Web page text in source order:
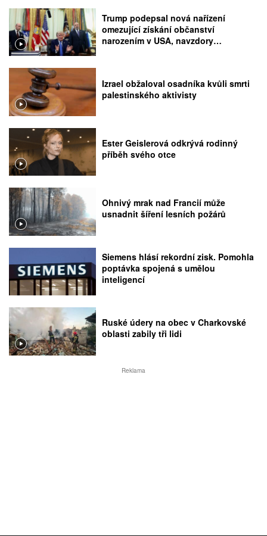
Trump podepsal nová nařízení
omezující získání občanství
narozením v USA, navzdory
Izrael obžaloval osadníka kvůli smrti
palestinského aktivisty
Ester Geislerová odkrývá rodinný
příběh svého otce
Ohnivý mrak nad Francií může
usnadnit šíření lesních požárů
Siemens hlásí rekordní zisk. Pomohla
poptávka spojená s umělou
inteligencí
Ruské údery na obec v Charkovské
oblasti zabily tři lidi
Reklama